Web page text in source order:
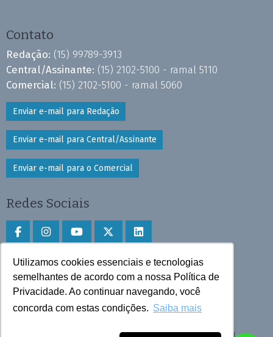
Utilizamos cookies essenciais e tecnologias
semelhantes de acordo com a nossa Política de
Privacidade. Ao continuar navegando, você
concorda com estas condições. Saiba mais
Contato
Redação: (15) 99789-3913
Central/Assinante: (15) 2102-5100 - ramal 5110
Comercial: (15) 2102-5100 - ramal 5060
Enviar e-mail para Redação
Enviar e-mail para Central/Assinante
Enviar e-mail para o Comercial
Redes Sociais
Faça download do aplicativo
Play Store e App Store